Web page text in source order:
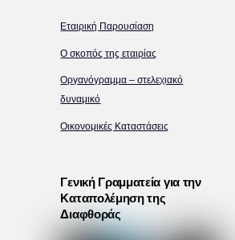
Top
Εταιρική Παρουσίαση
Ο σκοπός της εταιρίας
Οργανόγραμμα – στελεχιακό
δυναμικό
Οικονομικές Καταστάσεις
Γενική Γραμματεία για την
Καταπολέμηση της
Διαφθοράς